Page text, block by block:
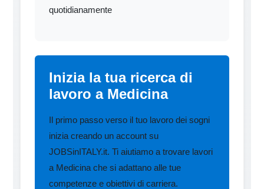
quotidianamente
Inizia la tua ricerca di
lavoro a Medicina
Il primo passo verso il tuo lavoro dei sogni
inizia creando un account su
JOBSinITALY.it. Ti aiutiamo a trovare lavori
a Medicina che si adattano alle tue
competenze e obiettivi di carriera.